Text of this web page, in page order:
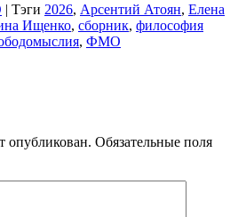
| Тэги 2026, Арсентий Атоян, Елена
Ищенко, сборник, философия
, ФМО
опубликован. Обязательные поля